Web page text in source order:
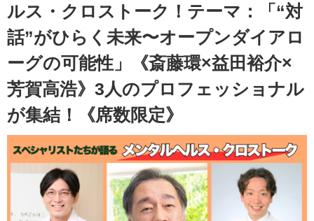
ルス・クロストーク！テーマ：「“対
話”がひらく未来〜オープンダイアロ
ーグの可能性」《斎藤環×益田裕介×
芳賀高浩》3人のプロフェッショナル
が集結！《席数限定》